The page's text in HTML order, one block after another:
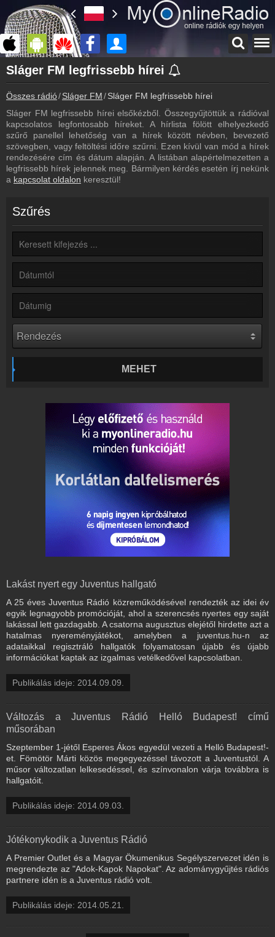
Főoldal
myonlineradio.hu
Sláger FM
Vissza a Sláger FM oldalára
Bejelentkezés
Hozz létre saját fiókot!
Most szól
Tudd meg mi szólt eddig
Frekvenciák
Műsorújság
Kapcsolat
Partnerek
Rádiós partnerek
Online rádió készítés
Sláger FM legfrissebb hírei
Összes rádió Sláger FM
Sláger FM legfrissebb hírei
Sláger FM legfrissebb hírei elsőkézből. Összegyűjtöttük a rádióval
kapcsolatos legfontosabb híreket. A hírlista fölött elhelyezkedő
szűrő panellel lehetőség van a hírek között névben, bevezető
szövegben, vagy feltöltési időre szűrni. Ezen kívül van mód a hírek
rendezésére cím és dátum alapján. A listában alapértelmezetten a
legfrissebb hírek jelennek meg. Bármilyen kérdés esetén írj nekünk
a kapcsolat oldalon keresztül!
Szűrés
MEHET
Lakást nyert egy Juventus hallgató
A 25 éves Juventus Rádió közreműködésével rendezték az idei év
egyik legnagyobb promócióját, ahol a szerencsés nyertes egy saját
lakással lett gazdagabb. A csatorna augusztus elejétől hirdette azt a
hatalmas nyereményjátékot, amelyben a juventus.hu-n az
adataikkal regisztráló hallgatók folyamatosan újabb és újabb
információkat kaptak az izgalmas vetélkedővel kapcsolatban.
Publikálás ideje: 2014.09.09.
Változás a Juventus Rádió Helló Budapest! című
műsorában
Szeptember 1-jétől Esperes Ákos egyedül vezeti a Helló Budapest!-
et. Fömötör Márti közös megegyezéssel távozott a Juventustól. A
műsor változatlan lelkesedéssel, és színvonalon várja továbbra is
hallgatóit.
Publikálás ideje: 2014.09.03.
Jótékonykodik a Juventus Rádió
A Premier Outlet és a Magyar Ökumenikus Segélyszervezet idén is
megrendezte az "Adok-Kapok Napokat". Az adománygyűjtés rádiós
partnere idén is a Juventus rádió volt.
Publikálás ideje: 2014.05.21.